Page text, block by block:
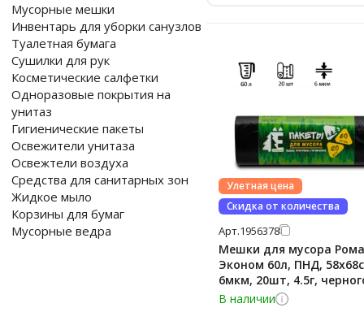
Мусорные мешки
Инвентарь для уборки санузлов
Туалетная бумага
Сушилки для рук
Косметические салфетки
Одноразовые покрытия на
унитаз
Гигиенические пакеты
Освежители унитаза
Освежтели воздуха
Средства для санитарных зон
Жидкое мыло
Корзины для бумаг
Мусорные ведра
Улетная цена
Скидка от количества
Арт.1956378
Мешки для мусора
Эконом 60л, ПНД,
6мкм, 20шт, 4.5г,
цвета, в рулоне
В наличии